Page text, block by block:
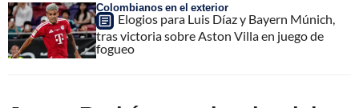
Colombianos en el exterior
Elogios para Luis Díaz y Bayern Múnich,
tras victoria sobre Aston Villa en juego de
fogueo